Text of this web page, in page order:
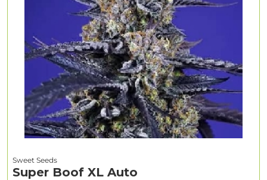
Sweet Seeds
Super Boof XL Auto